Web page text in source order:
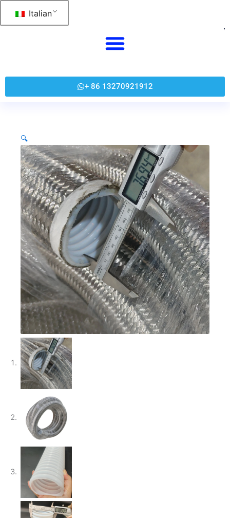
Italian
+ 86 13270921912
🔍